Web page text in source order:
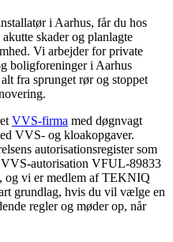
i Aarhus, får du hos
skader og planlagte
Vi arbejder for private
boligforeninger i Aarhus
fra sprunget rør og stoppet
VVS-firma med døgnvagt
VVS- og kloakopgaver.
autorisationsregister som
autorisation VFUL-89833
og vi er medlem af TEKNIQ
grundlag, hvis du vil vælge en
regler og møder op, når